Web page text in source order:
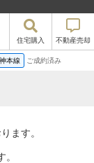
住宅購入 不動産売却
本線 ご成約済み
ます。